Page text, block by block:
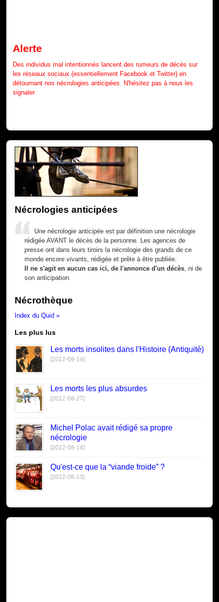
Alerte
Des individus mal intentionnés lancent des rumeurs de décès sur
les réseaux sociaux (essentiellement Facebook et Twitter) en
détournant nos nécrologies anticipées. N'hésitez pas à nous les
signaler.
Nécrologies anticipées
Une nécrologie anticipée est par définition une nécrologie
rédigée AVANT le décès de la personne. Les agences de
presse ont dans leurs tiroirs la nécrologie des grands de ce
monde encore vivants, rédigée et prête à être publiée.
Il ne s'agit en aucun cas ici, de l'annonce d'un décès , ni de
son anticipation.
Nécrothèque
Index du Quid »
Les plus lus
Les morts insolites dans l'Histoire (Antiquité)
[2012-09-14]
Les morts les plus absurdes
[2012-08-27]
Michel Polac avait rédigé sa propre
nécrologie
[2012-08-14]
Qu'est-ce que la “viande froide” ?
[2012-08-13]